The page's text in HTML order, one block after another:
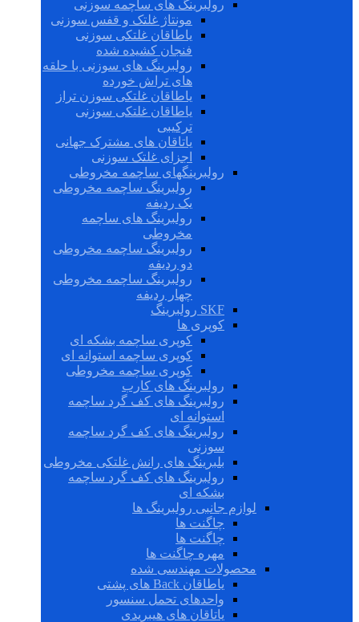
رولبرینگ های ساچمه سوزنی
مونتاژ غلتک و قفس سوزنی
یاطاقان غلتکی سوزنی
فنجان کشیده شده
رولبرینگ های سوزنی با حلقه
های تراش خورده
یاطاقان غلتکی سوزن تراز
یاطاقان غلتکی سوزنی
ترکیبی
یاتاقان های مشترک جهانی
اجزای غلتک سوزنی
رولبرینگهای ساچمه مخروطی
رولبرینگ ساچمه مخروطی
یک ردیفه
رولبرینگ های ساچمه
مخروطی
رولبرینگ ساچمه مخروطی
دو ردیفه
رولبرینگ ساچمه مخروطی
چهار ردیفه
SKF رولبرینگ
کوپری ها
کوپری ساچمه بشکه ای
کوپری ساچمه استوانه ای
کوپری ساچمه مخروطی
رولبرینگ های کارب
رولبرینگ های کف گرد ساچمه
استوانه ای
رولبرینگ های کف گرد ساچمه
سوزنی
بلبرینگ های رانش غلتکی مخروطی
رولبرینگ های کف گرد ساچمه
بشکه ای
لوازم جانبی رولبرینگ ها
چاگنت ها
چاگنت ها
مهره چاگنت ها
محصولات مهندسی شده
یاطاقان Back های پشتی
واحدهای تحمل سنسور
یاتاقان های هیبریدی